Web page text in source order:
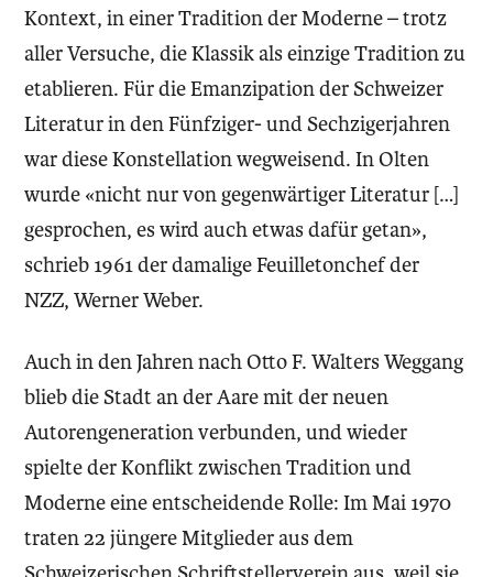
Kontext, in einer Tradition der Moderne – trotz
aller Versuche, die Klassik als einzige Tradition zu
etablieren. Für die Emanzipation der Schweizer
Literatur in den Fünfziger- und Sechzigerjahren
war diese Konstellation wegweisend. In Olten
wurde «nicht nur von gegenwärtiger Literatur […]
gesprochen, es wird auch etwas dafür getan»,
schrieb 1961 der damalige Feuilletonchef der
NZZ, Werner Weber.
Auch in den Jahren nach Otto F. Walters Weggang
blieb die Stadt an der Aare mit der neuen
Autorengeneration verbunden, und wieder
spielte der Konflikt zwischen Tradition und
Moderne eine entscheidende Rolle: Im Mai 1970
traten 22 jüngere Mitglieder aus dem